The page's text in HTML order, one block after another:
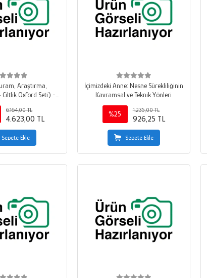
Araştırma,
Oxford Seti) -
Barkod
6.164,00 TL
4.623,00 TL
Sepete Ekle
İçimizdeki Anne: Nesne Sürekliliğinin
Kavramsal ve Teknik Yönleri
%25
1.235,00 TL
926,25 TL
Sepete Ekle